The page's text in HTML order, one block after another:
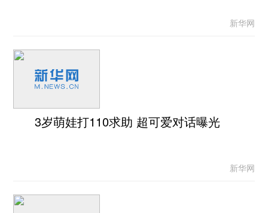
新华网
3岁萌娃打110求助 超可爱对话曝光
新华网